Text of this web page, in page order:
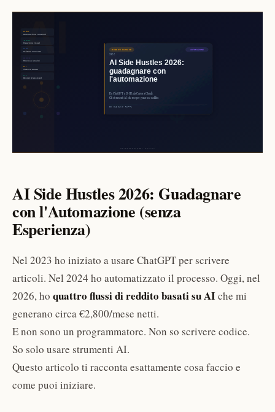
AI Side Hustles 2026: Guadagnare
con l'Automazione (senza
Esperienza)
Nel 2023 ho iniziato a usare ChatGPT per scrivere
articoli. Nel 2024 ho automatizzato il processo. Oggi, nel
2026, ho quattro flussi di reddito basati su AIche mi
generano circa €2,800/mese netti.
E non sono un programmatore. Non so scrivere codice.
So solo usare strumenti AI.
Questo articolo ti racconta esattamente cosa faccio e
come puoi iniziare.